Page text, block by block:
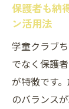
保護者も納
ン活用法
学童クラブ
でなく保護
が特徴です
のバランス